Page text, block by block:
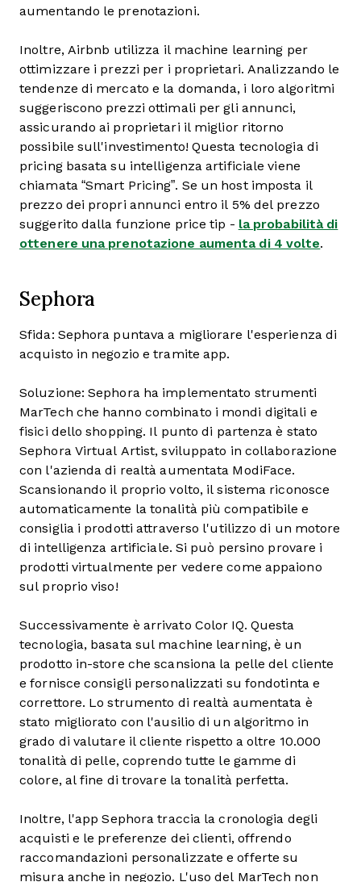
aumentando le prenotazioni.
Inoltre, Airbnb utilizza il machine learning per
ottimizzare i prezzi per i proprietari. Analizzando le
tendenze di mercato e la domanda, i loro algoritmi
suggeriscono prezzi ottimali per gli annunci,
assicurando ai proprietari il miglior ritorno
possibile sull'investimento! Questa tecnologia di
pricing basata su intelligenza artificiale viene
chiamata “Smart Pricing”. Se un host imposta il
prezzo dei propri annunci entro il 5% del prezzo
suggerito dalla funzione price tip - la probabilità di
ottenere una prenotazione aumenta di 4 volte.
Sephora
Sfida: Sephora puntava a migliorare l'esperienza di
acquisto in negozio e tramite app.
Soluzione: Sephora ha implementato strumenti
MarTech che hanno combinato i mondi digitali e
fisici dello shopping. Il punto di partenza è stato
Sephora Virtual Artist, sviluppato in collaborazione
con l'azienda di realtà aumentata ModiFace.
Scansionando il proprio volto, il sistema riconosce
automaticamente la tonalità più compatibile e
consiglia i prodotti attraverso l'utilizzo di un motore
di intelligenza artificiale. Si può persino provare i
prodotti virtualmente per vedere come appaiono
sul proprio viso!
Successivamente è arrivato Color IQ. Questa
tecnologia, basata sul machine learning, è un
prodotto in-store che scansiona la pelle del cliente
e fornisce consigli personalizzati su fondotinta e
correttore. Lo strumento di realtà aumentata è
stato migliorato con l'ausilio di un algoritmo in
grado di valutare il cliente rispetto a oltre 10.000
tonalità di pelle, coprendo tutte le gamme di
colore, al fine di trovare la tonalità perfetta.
Inoltre, l'app Sephora traccia la cronologia degli
acquisti e le preferenze dei clienti, offrendo
raccomandazioni personalizzate e offerte su
misura anche in negozio. L'uso del MarTech non